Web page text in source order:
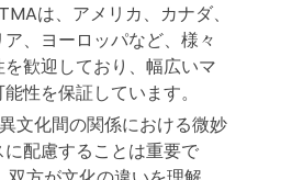
TMAは、アメリカ、カナダ、
、ヨーロッパなど、様々
歓迎しており、幅広いマ
性を保証しています。
異文化間の関係における微妙
配慮することは重要で